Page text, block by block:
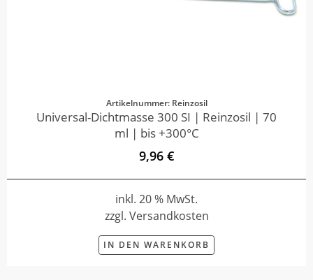
Artikelnummer: Reinzosil
Universal-Dichtmasse 300 SI | Reinzosil | 70
ml | bis +300°C
9,96 €
inkl. 20 % MwSt.
zzgl. Versandkosten
IN DEN WARENKORB